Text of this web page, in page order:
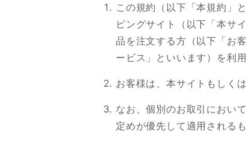
この規約（以下「本規約」
ピングサイト（以下「本サ
品を注文する方（以下「お
ービス」といいます）を利
お客様は、本サイトもしく
なお、個別のお取引におい
定めが優先して適用される